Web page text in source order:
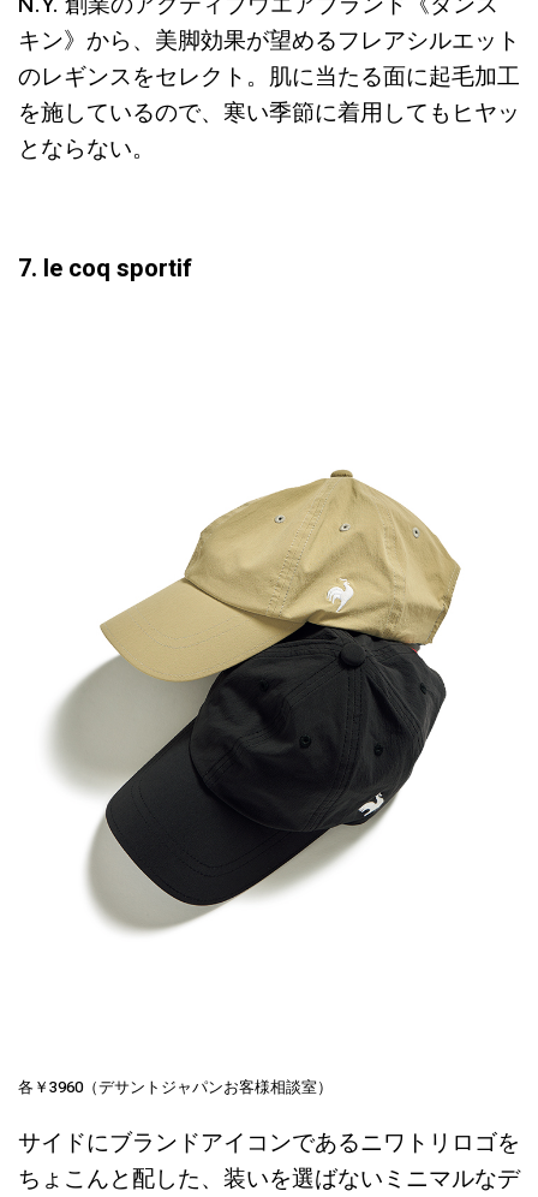
キン》から、美脚効果が望めるフレアシルエット
のレギンスをセレクト。肌に当たる面に起毛加工
を施しているので、寒い季節に着用してもヒヤッ
とならない。
7. le coq sportif
各￥3960（デサントジャパンお客様相談室）
サイドにブランドアイコンであるニワトリロゴを
ちょこんと配した、装いを選ばないミニマルなデ